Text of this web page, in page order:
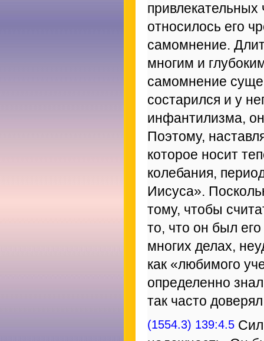
привлекательных
относилось его
самомнение.
многим и
самомнение
состарился и у
инфантилизма,
Поэтому,
которое носит
колебания,
Иисуса».
тому, чтобы
то, что он был
многих делах,
как «любимого
определенно
так часто
(1554.3) 139:4.5